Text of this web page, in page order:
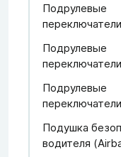
Подрулевые
Подрулевые
Подрулевые
Подушка
водителя